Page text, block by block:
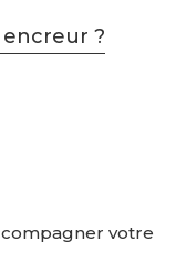
?
votre